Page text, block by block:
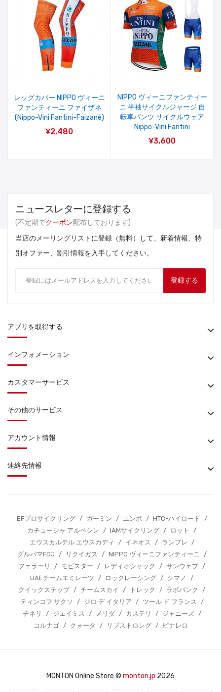
レッグカバー NIPPO ヴィーニ
ファンティーニ ファイザネ
(Nippo-Vini Fantini-Faizanè)
¥2,480
NIPPO ヴィーニファンティー
ニ 半袖サイクルジャージ 自
転車パンツ サイクルウェア
Nippo-Vini Fantini
¥3,600
ニュースレターに登録する
(不定期でクーポン配布しております)
当店のメーリングリストに登録（無料）して、新着情報、特
別オファー、割引情報を入手してください。
登録する
アプリを取得する
インフォメーション
カスタマーサービス
その他のサービス
アカウント情報
連絡先情報
EFプロサイクリング / ガーミン / ユンボ / HTC-ハイロード
/
カチューシャ アルペシン
/ IAMサイクリング / ロット
/
エウスカルテル エウスカディ
/ イネオス / ランプレ
/
グルパマFDJ
/ リクイガス / NIPPO ヴィーニファンティーニ
/
フェラーリ
/ モビスター / レディオシャック / サンウェブ /
UAEチームエミレーツ
/ ロックレーシング / シマノ
/
クイックステップ / チームスカイ / トレック / ラボバンク
/
ティンコフ サクソ
/ ジロ デ イタリア / ツール ド フランス
/
チネリ
/ ジェイミス / メリダ / カステリ / ジャニーズ
/
コルナゴ
/ クォータ / リブストロング / ピナレロ
MONTON Online Store © monton.jp 2026